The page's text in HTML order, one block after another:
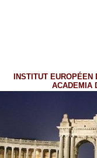
INSTITUT EUROPÉEN
ACADEMIA